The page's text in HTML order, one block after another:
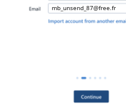
mb_unsend_87@free.fr